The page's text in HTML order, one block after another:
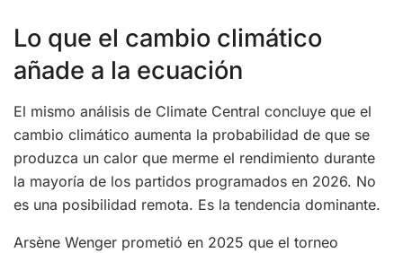
Lo que el cambio climático
añade a la ecuación
El mismo análisis de Climate Central concluye que el
cambio climático aumenta la probabilidad de que se
produzca un calor que merme el rendimiento durante
la mayoría de los partidos programados en 2026. No
es una posibilidad remota. Es la tendencia dominante.
Arsène Wenger prometió en 2025 que el torneo